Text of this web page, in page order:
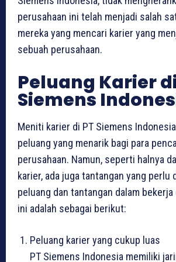
perusahaan ini telah menjadi salah
mereka yang mencari karier yang
sebuah perusahaan.
Peluang Karier
Siemens
Meniti karier di PT Siemens
peluang yang menarik bagi para
perusahaan. Namun, seperti halnya
karier, ada juga tantangan yang perlu
peluang dan tantangan dalam
ini adalah sebagai berikut:
Peluang karier yang cukup luas
PT Siemens Indonesia memiliki